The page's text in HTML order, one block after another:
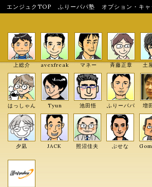
エンジュクTOP ふりーパパ塾 オプション・キ
上総介 avexfreak マネー 斉藤正章 土
はっしゃん Tyun 池田悟 ふりーパパ 増
夕凪 JACK 照沼佳夫 ぶせな